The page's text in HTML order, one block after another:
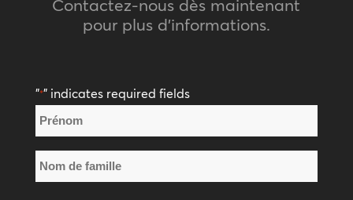
Contactez-nous dès maintenant
pour plus d’informations.
"*" indicates required fields
Nom
*